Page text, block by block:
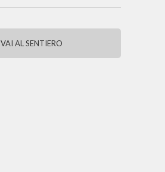
VAI AL SENTIERO